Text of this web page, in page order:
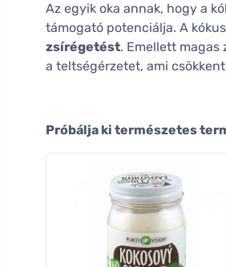
Az egyik oka annak, hogy a
támogató potenciálja. A
zsírégetést. Emellett
a teltségérzetet, ami
Próbálja ki természetes